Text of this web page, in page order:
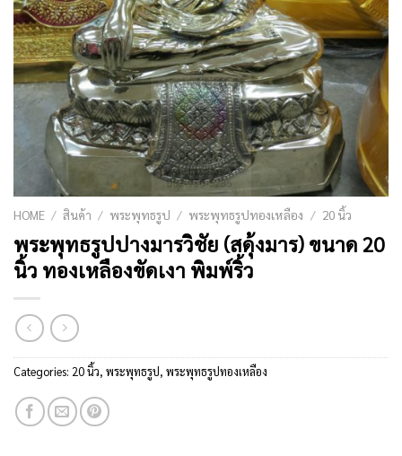
HOME / สินค้า / พระพุทธรูป / พระพุทธรูปทองเหลือง / 20 นิ้ว
พระพุทธรูปปางมารวิชัย (สดุ้งมาร) ขนาด 20
นิ้ว ทองเหลืองขัดเงา พิมพ์ริ้ว
Categories: 20 นิ้ว, พระพุทธรูป, พระพุทธรูปทองเหลือง